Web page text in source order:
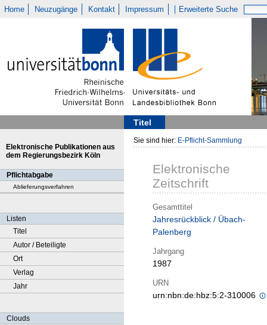
Home Neuzugänge Kontakt Impressum Erweiterte Suche
Titel
Elektronische Publikationen aus
dem Regierungsbezirk Köln
Pflichtabgabe
Ablieferungsverfahren
Listen
Titel
Autor / Beteiligte
Ort
Verlag
Jahr
Clouds
Sie sind hier: E-Pflicht-Sammlung
Elektronische
Zeitschrift
Gesamttitel
Jahresrückblick / Übach-
Palenberg
Jahrgang
1987
URN
urn:nbn:de:hbz:5:2-310006